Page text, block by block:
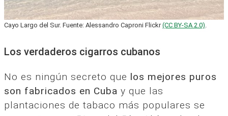
Cayo Largo del Sur. Fuente: Alessandro Caproni Flickr(CC BY-SA 2.0)
Los verdaderos cigarros cubanos
No es ningún secreto que los mejores puros
son fabricados en Cuba y que las
plantaciones de tabaco más populares se